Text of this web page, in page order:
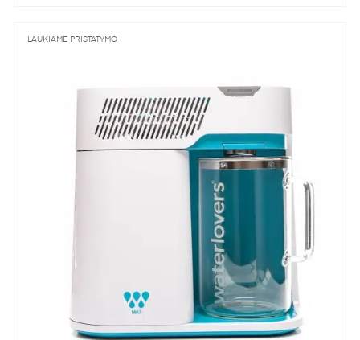
LAUKIAME PRISTATYMO